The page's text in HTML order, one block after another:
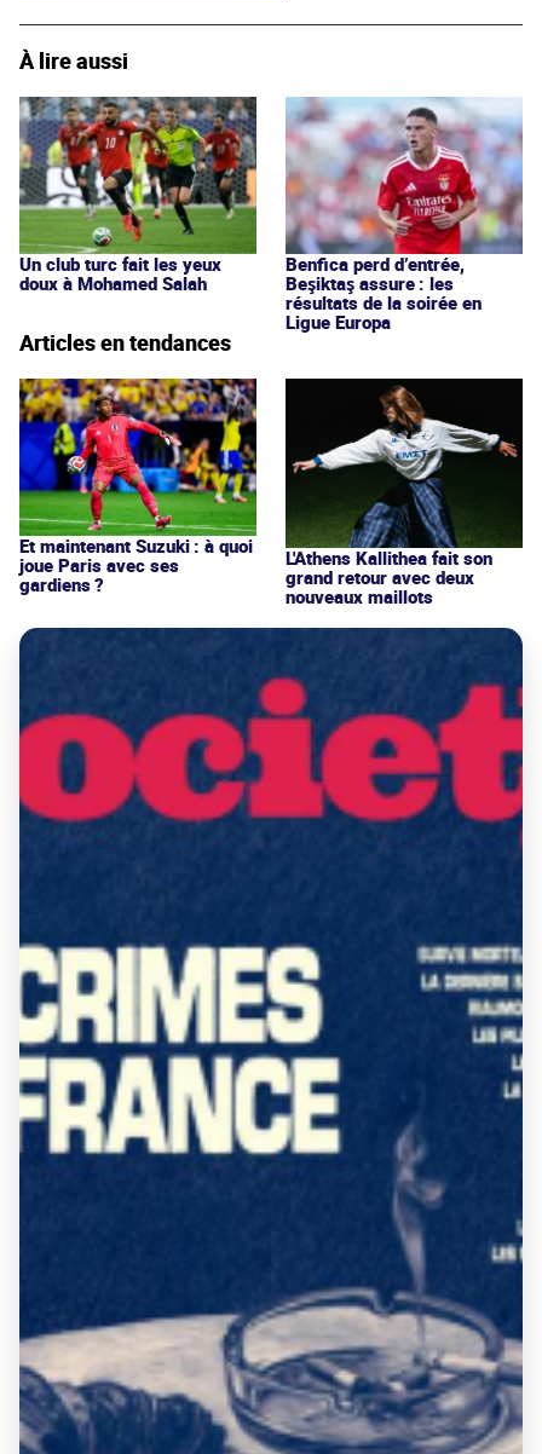
À lire aussi
Un club turc fait les yeux
doux à Mohamed Salah
Benfica perd d’entrée,
Beşiktaş assure : les
résultats de la soirée en
Ligue Europa
Articles en tendances
Et maintenant Suzuki : à quoi
joue Paris avec ses
gardiens ?
L'Athens Kallithea fait son
grand retour avec deux
nouveaux maillots